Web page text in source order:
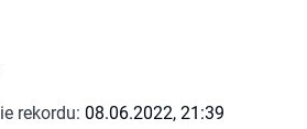
rekordu: 08.06.2022, 21:39